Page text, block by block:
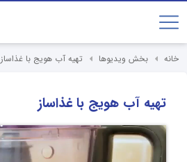
خانه بخش ویدیوها تهیه آب هویج با غذاساز
تهیه آب هویج با غذاساز